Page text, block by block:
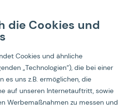
die Cookies und
Cookies und ähnliche
„Technologien“), die bei einer
es uns z.B. ermöglichen, die
auf unseren Internetauftritt, sowie
Werbemaßnahmen zu messen und